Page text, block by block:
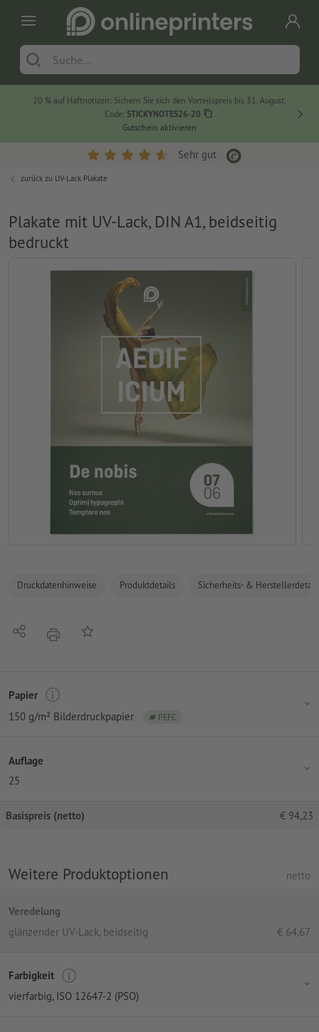
20 % auf Haftnotizen: Sichern Sie sich den Vorteilspreis bis 31. August.
Code: STICKYNOTES26-20
Gutschein aktivieren
Sehr gut
zurück zu UV-Lack Plakate
Plakate mit UV-Lack, DIN A1, beidseitig
bedruckt
Druckdatenhinweise Produktdetails Sicherheits- &
Teilen DruckenAuf die Merkliste
Papier
150 g/m² Bilderdruckpapier
PEFC
Auflage
25
Basispreis (netto) € 94,23
Weitere Produktoptionen netto
Veredelung
glänzender UV-Lack, beidseitig
€ 64,67
Farbigkeit
vierfarbig, ISO 12647-2 (PSO)